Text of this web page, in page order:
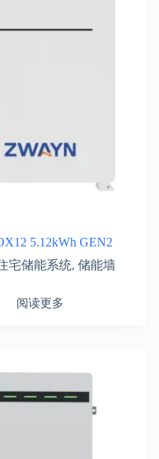
5.12kWh GEN2
宅储能系统, 储能墙
阅读更多